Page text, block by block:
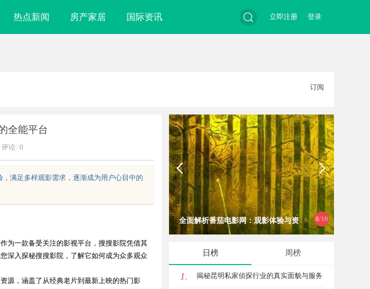
热点新闻 房产家居 国际资讯
索
登录
立即注册
订阅
全能平台
评论: 0
满足多样观影需求，逐渐成为用户心目中的
为一款备受关注的影视平台，搜搜影院凭借其
深入探秘搜搜影院，了解它如何成为众多观众
源，涵盖了从经典老片到最新上映的热门影
9/10
全面解析番茄电影网：观影体验与资
源分享的优质平台
武汉配眼镜 上海配眼镜
日榜 周榜
1. 揭秘昆明私家侦探行业的真实面貌与服务